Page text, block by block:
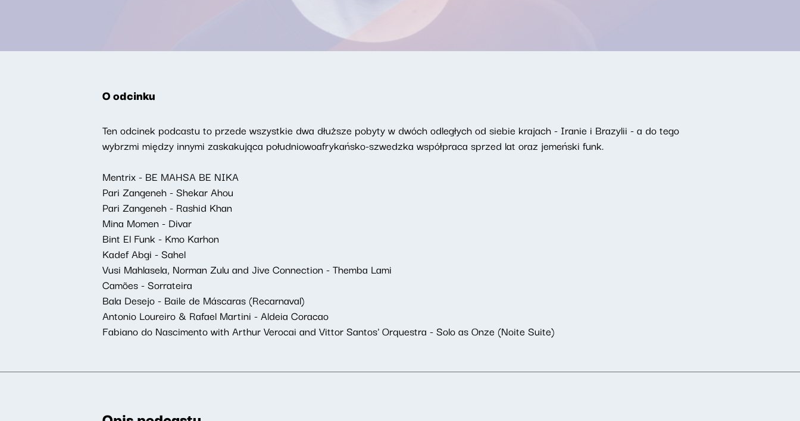
O odcinku
Ten odcinek podcastu to przede wszystkie dwa dłuższe pobyty w dwóch odległych od siebie krajach - Iranie i Brazylii - a do tego
wybrzmi między innymi zaskakująca południowoafrykańsko-szwedzka współpraca sprzed lat oraz jemeński funk.
Mentrix - BE MAHSA BE NIKA
Pari Zangeneh - Shekar Ahou
Pari Zangeneh - Rashid Khan
Mina Momen - Divar
Bint El Funk - Kmo Karhon
Kadef Abgi - Sahel
Vusi Mahlasela, Norman Zulu and Jive Connection - Themba Lami
Camões - Sorrateira
Bala Desejo - Baile de Máscaras (Recarnaval)
Antonio Loureiro & Rafael Martini - Aldeia Coracao
Fabiano do Nascimento with Arthur Verocai and Vittor Santos' Orquestra - Solo as Onze (Noite Suite)